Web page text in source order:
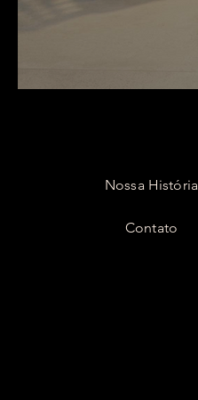
Nossa História
Contato